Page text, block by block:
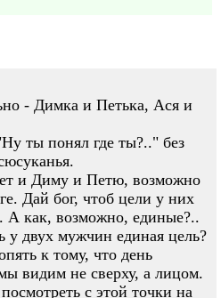
- Димка и Петька, Ася и
ты понял где ты?.." без
и Диму и Петю, возможно
Дай бог, чтоб цели у них
А как, возможно, единые?..
у двух мужчин единая цель?
к тому, что день
видим не сверху, а лицом.
с этой точки на